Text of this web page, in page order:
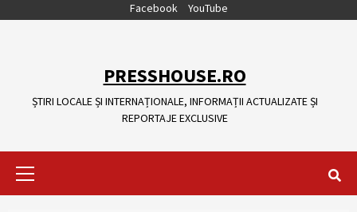
Facebook YouTube
PRESSHOUSE.RO
ȘTIRI LOCALE ȘI INTERNAȚIONALE, INFORMAȚII ACTUALIZATE ȘI
REPORTAJE EXCLUSIVE